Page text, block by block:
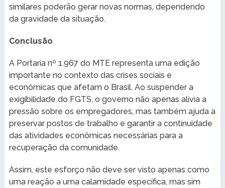
similares poderão gerar novas normas, dependendo
da gravidade da situação.
Conclusão
A Portaria nº 1.967 do MTE representa uma edição
importante no contexto das crises sociais e
econômicas que afetam o Brasil. Ao suspender a
exigibilidade do FGTS, o governo não apenas alivia a
pressão sobre os empregadores, mas também ajuda a
preservar postos de trabalho e garantir a continuidade
das atividades econômicas necessárias para a
recuperação da comunidade.
Assim, este esforço não deve ser visto apenas como
uma reação a uma calamidade específica, mas sim